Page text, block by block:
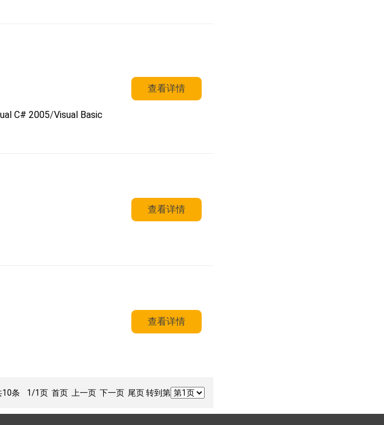
C# 2005/Visual Basic
查看详情
查看详情
查看详情
10条 1/1页 首页 上一页 下一页 尾页 转到第